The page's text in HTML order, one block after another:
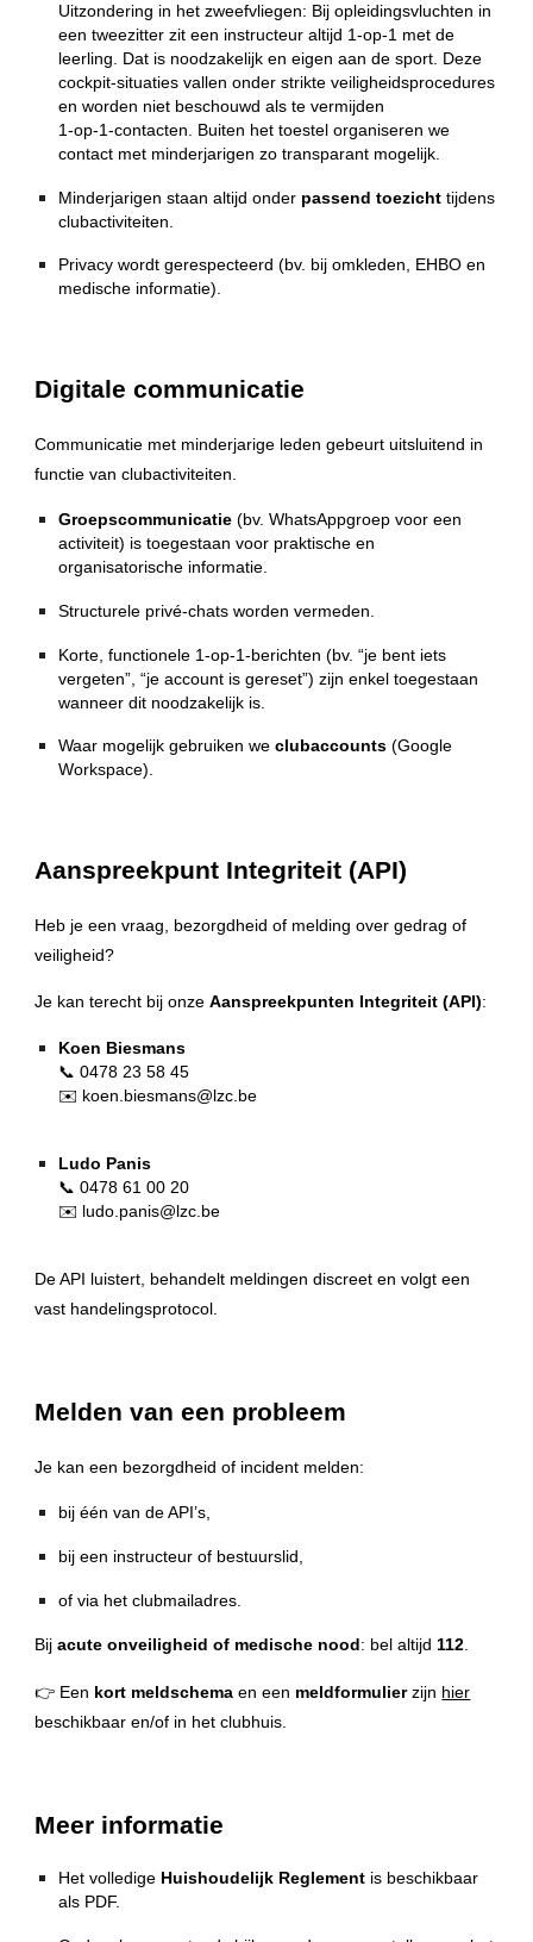
Uitzondering in het zweefvliegen: Bij opleidingsvluchten in
een tweezitter zit een instructeur altijd 1‑op‑1 met de
leerling. Dat is noodzakelijk en eigen aan de sport. Deze
cockpit‑situaties vallen onder strikte veiligheidsprocedures
en worden niet beschouwd als te vermijden
1‑op‑1‑contacten. Buiten het toestel organiseren we
contact met minderjarigen zo transparant mogelijk.
Minderjarigen staan altijd onder passend toezicht tijdens
clubactiviteiten.
Privacy wordt gerespecteerd (bv. bij omkleden, EHBO en
medische informatie).
Digitale communicatie
Communicatie met minderjarige leden gebeurt uitsluitend in
functie van clubactiviteiten.
Groepscommunicatie (bv. WhatsAppgroep voor een
activiteit) is toegestaan voor praktische en
organisatorische informatie.
Structurele privé‑chats worden vermeden.
Korte, functionele 1‑op‑1‑berichten (bv. “je bent iets
vergeten”, “je account is gereset”) zijn enkel toegestaan
wanneer dit noodzakelijk is.
Waar mogelijk gebruiken weclubaccounts (Google
Workspace).
Aanspreekpunt Integriteit (API)
Heb je een vraag, bezorgdheid of melding over gedrag of
veiligheid?
Je kan terecht bij onzeAanspreekpunten Integriteit (API):
Koen Biesmans
📞 0478 23 58 45
✉️ koen.biesmans@lzc.be
Ludo Panis
📞 0478 61 00 20
✉️ ludo.panis@lzc.be
De API luistert, behandelt meldingen discreet en volgt een
vast handelingsprotocol.
Melden van een probleem
Je kan een bezorgdheid of incident melden:
bij één van de API’s,
bij een instructeur of bestuurslid,
of via het clubmailadres.
Bijacute onveiligheid of medische nood: bel altijd112.
👉 Een kort meldschema en een meldformulierzijn hier
beschikbaar en/of in het clubhuis.
Meer informatie
Het volledige Huishoudelijk Reglement is beschikbaar
als PDF.